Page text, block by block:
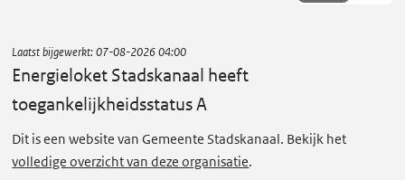
g
e
l
o
Laatst bijgewerkt:07-08-2026 04:00
Energieloket Stadskanaal heeft
toegankelijkheidsstatus A
Dit is een website van Gemeente Stadskanaal. Bekijk het
volledige overzicht van deze organisatie.